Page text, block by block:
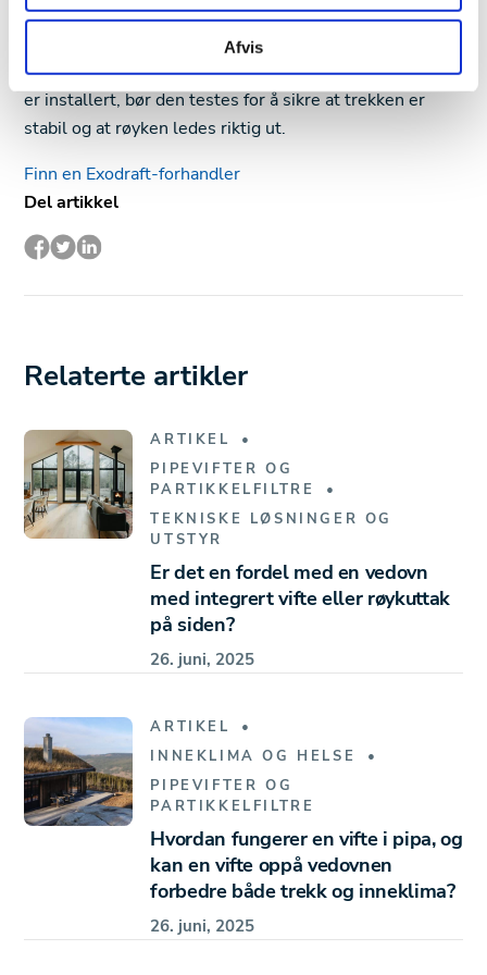
Afvis
bør elektrisk tilkobling alltid overlates til en autorisert
installatør. Feilmontering kan føre til ustabil drift,
redusert ytelse eller i verste fall brannfare. Når viften
er installert, bør den testes for å sikre at trekken er
stabil og at røyken ledes riktig ut.
Finn en Exodraft-forhandler
Del artikkel
Relaterte artikler
ARTIKEL
PIPEVIFTER OG
PARTIKKELFILTRE
TEKNISKE LØSNINGER OG
UTSTYR
Er det en fordel med en vedovn
med integrert vifte eller røykuttak
på siden?
26. juni, 2025
ARTIKEL
INNEKLIMA OG HELSE
PIPEVIFTER OG
PARTIKKELFILTRE
Hvordan fungerer en vifte i pipa, og
kan en vifte oppå vedovnen
forbedre både trekk og inneklima?
26. juni, 2025